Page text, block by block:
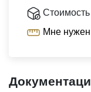
Стоимость
Мне нужен